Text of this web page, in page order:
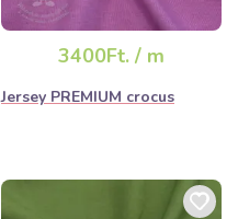
3400Ft. / m
Jersey PREMIUM crocus